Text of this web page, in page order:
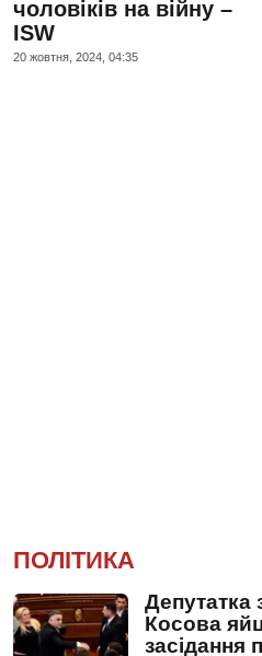
чоловіків на війну –
ISW
20 жовтня, 2024, 04:35
ПОЛІТИКА
Депутатка
Косова
засідання